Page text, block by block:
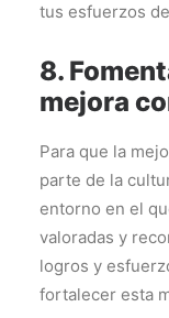
tus esfuerzos
8.
mejora
Para que la
parte de la
entorno en el
valoradas y
logros y
fortalecer esta